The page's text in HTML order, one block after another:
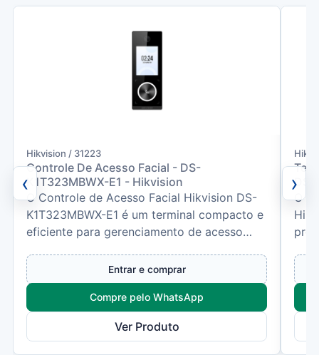
‹
Hikvision / 31223
Controle De Acesso Facial - DS-
K1T323MBWX-E1 - Hikvision
O Controle de Acesso Facial Hikvision DS-
K1T323MBWX-E1 é um terminal compacto e
eficiente para gerenciamento de acesso
Entrar e comprar
Compre pelo WhatsApp
Ver Produto
DS-
O
›